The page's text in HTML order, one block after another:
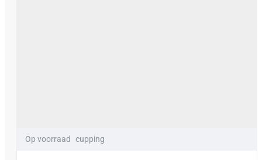
Op voorraad cupping